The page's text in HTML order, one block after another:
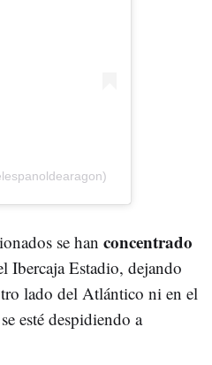
se han concentrado
Ibercaja Estadio, dejando
lado del Atlántico ni en el
esté despidiendo a